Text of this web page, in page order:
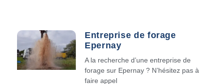
Entreprise de forage
Epernay
A la recherche d’une entreprise de
forage sur Epernay ? N’hésitez pas à
faire appel